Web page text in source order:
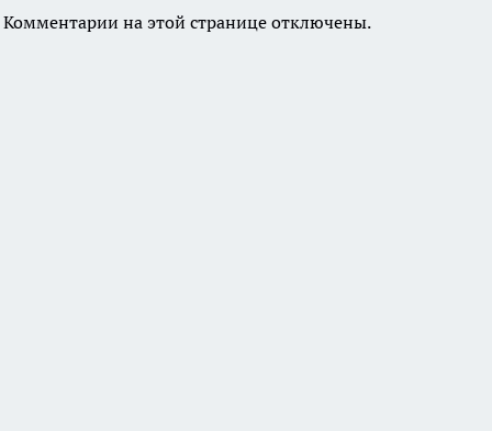
Комментарии на этой странице отключены.